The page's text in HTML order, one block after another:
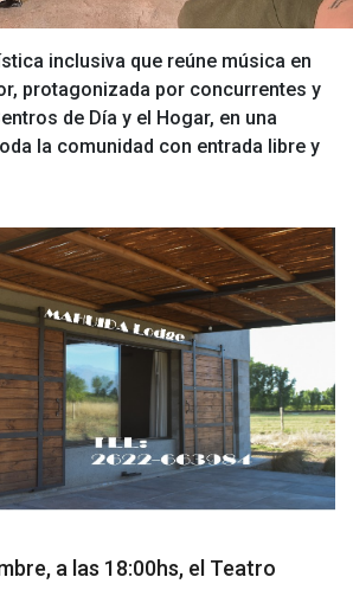
inclusiva que reúne música en
protagonizada por concurrentes y
de Día y el Hogar, en una
la comunidad con entrada libre y
a las 18:00hs, el Teatro